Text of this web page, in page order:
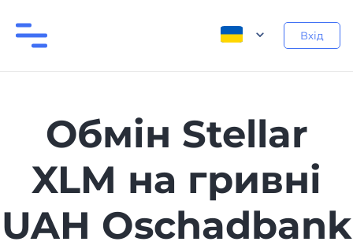
Вхід
Обмін Stellar
XLM на гривні
UAH Oschadbank